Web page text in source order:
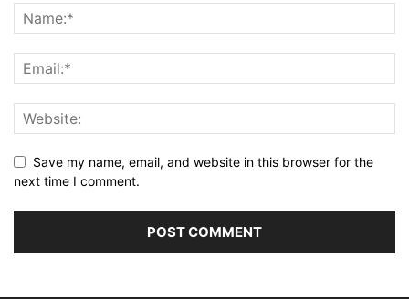
Save my name, email, and website in this browser for the
next time I comment.